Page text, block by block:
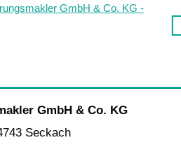
GmbH & Co. KG
Seckach